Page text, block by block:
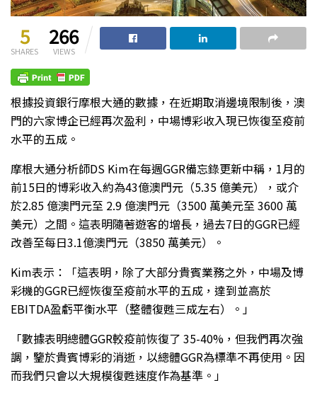
5
SHARES
266
VIEWS
根據投資銀行摩根大通的數據，在近期取消邊境限制後，澳
門的六家博企已經再次盈利，中場博彩收入現已恢復至疫前
水平的五成。
摩根大通分析師DS Kim在每週GGR備忘錄更新中稱，1月的
前15日的博彩收入約為43億澳門元（5.35 億美元），或介
於2.85 億澳門元至 2.9 億澳門元（3500 萬美元至 3600 萬
美元）之間。這表明隨著遊客的增長，過去7日的GGR已經
改善至每日3.1億澳門元（3850 萬美元）。
Kim表示：「這表明，除了大部分貴賓業務之外，中場及博
彩機的GGR已經恢復至疫前水平的五成，達到並高於
EBITDA盈虧平衡水平（整體復甦三成左右）。」
「數據表明總體GGR較疫前恢復了 35-40%，但我們再次強
調，鑒於貴賓博彩的消逝，以總體GGR為標準不再使用。因
而我們只會以大規模復甦速度作為基準。」